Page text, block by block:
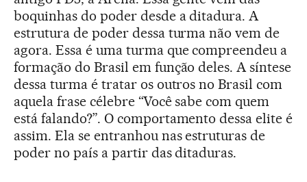
boquinhas do poder desde a ditadura. A
estrutura de poder dessa turma não vem de
agora. Essa é uma turma que compreendeu a
formação do Brasil em função deles. A síntese
dessa turma é tratar os outros no Brasil com
aquela frase célebre “Você sabe com quem
está falando?”. O comportamento dessa elite é
assim. Ela se entranhou nas estruturas de
poder no país a partir das ditaduras.